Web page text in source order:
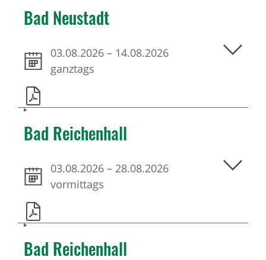
Bad Neustadt
03.08.2026 – 14.08.2026
ganztags
Bad Reichenhall
03.08.2026 – 28.08.2026
vormittags
Bad Reichenhall